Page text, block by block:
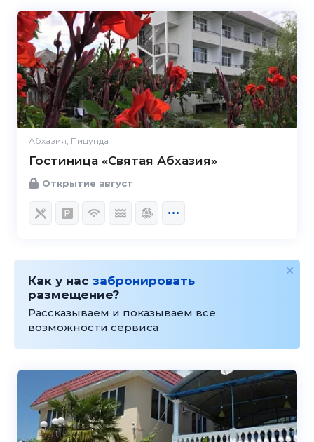
Абхазия, Пицунда
Гостиница «Святая Абхазия»
Открытие август
Как у нас забронировать
размещение?
Рассказываем и показываем все
возможности сервиса